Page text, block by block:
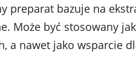
preparat bazuje na
Może być stosowany
a nawet jako wsparcie